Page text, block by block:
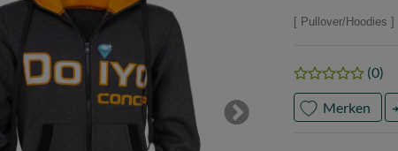
Next
Pullover/Hoodies
(0)
Merken